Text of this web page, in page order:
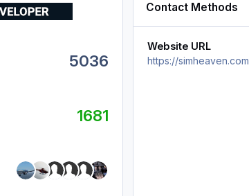
5036
1681
Contact Methods
Website URL
https://simheaven.com